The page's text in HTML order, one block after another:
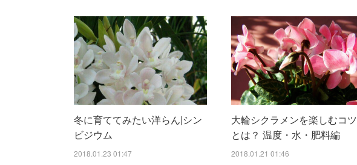
冬に育ててみたい洋らん|シン
ビジウム
2018.01.23 01:47
大輪シクラメンを楽しむコツ
とは？ 温度・水・肥料編
2018.01.21 01:46